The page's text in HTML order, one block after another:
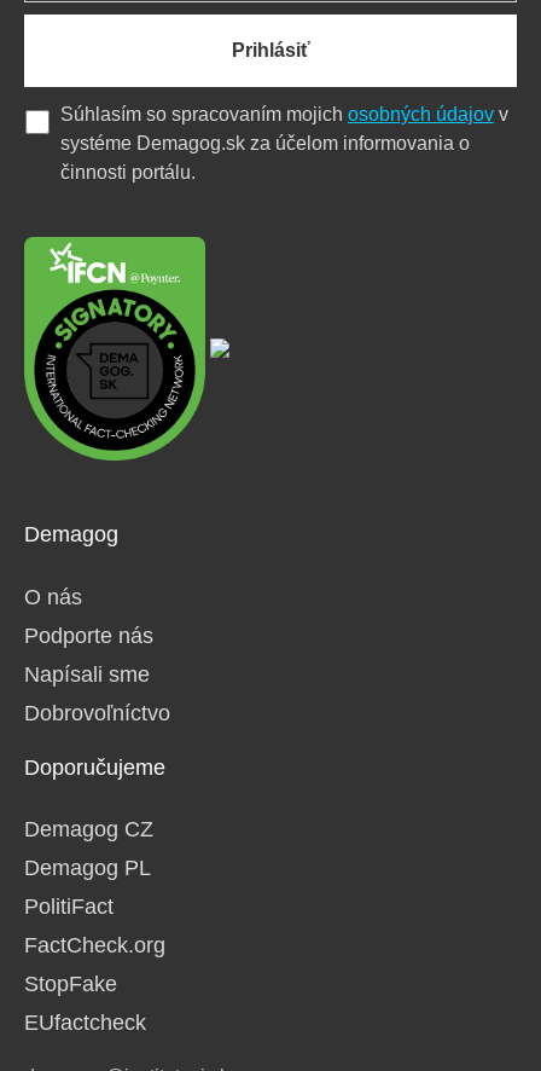
Demagog
O nás
Podporte nás
Napísali sme
Dobrovoľníctvo
Doporučujeme
Demagog CZ
Demagog PL
PolitiFact
FactCheck.org
StopFake
EUfactcheck
Prihlásiť
Súhlasím so spracovaním mojich osobných údajov v
systéme Demagog.sk za účelom informovania o
činnosti portálu.